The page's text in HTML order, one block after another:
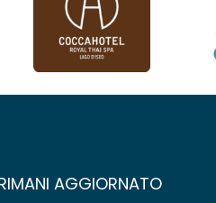
AGGIORNATO